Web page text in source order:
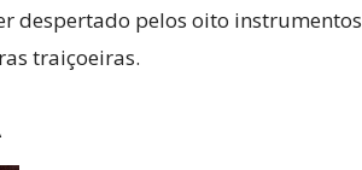
despertado pelos oito instrumentos
traiçoeiras.